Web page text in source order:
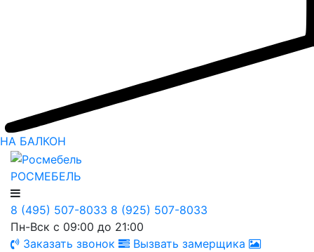
НА БАЛКОН
РОСМЕБЕЛЬ
8 (495) 507-8033 8 (925) 507-8033
Пн-Вск с 09:00 до 21:00
Заказать звонок
Вызвать замерщика